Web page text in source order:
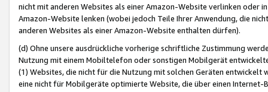
nicht mit anderen Websites als einer Amazon-Website verlinken oder
Amazon-Website lenken (wobei jedoch Teile Ihrer Anwendung, die
anderen Websites als einer Amazon-Website enthalten dürfen).
(d) Ohne unsere ausdrückliche vorherige schriftliche Zustimmung
Nutzung mit einem Mobiltelefon oder sonstigen Mobilgerät
(1) Websites, die nicht für die Nutzung mit solchen Geräten
eine nicht für Mobilgeräte optimierte Website, die über einen